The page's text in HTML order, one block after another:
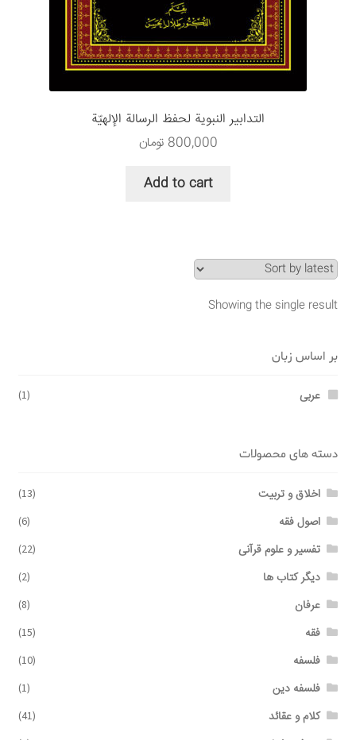
قوانین و مقررات
التدابير النبوية لحفظ الرسالة الإلهيّة
800,000 تومان
Add to cart
Showing the single result
بر اساس زبان
عربی (1)
دسته های محصولات
اخلاق و تربیت (13)
اصول فقه (6)
تفسیر و علوم قرآنی (22)
دیگر کتاب ها (2)
عرفان (8)
فقه (15)
فلسفه (10)
فلسفه دین (1)
کلام و عقائد (41)